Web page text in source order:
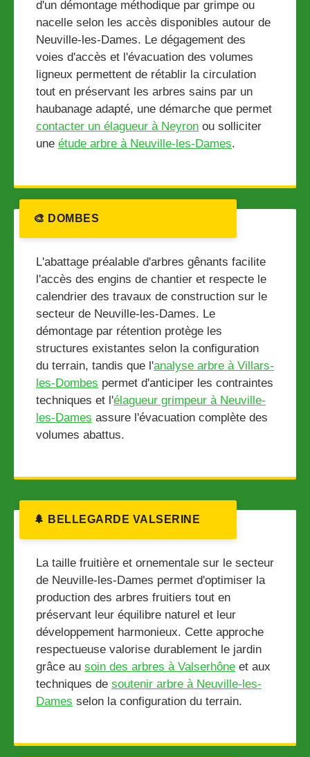
d'un démontage méthodique par grimpe ou
nacelle selon les accès disponibles autour de
Neuville-les-Dames. Le dégagement des
voies d'accès et l'évacuation des volumes
ligneux permettent de rétablir la circulation
tout en préservant les arbres sains par un
haubanage adapté, une démarche que permet
contacter un élagueur à Neyron ou solliciter
une étude arbre à Neuville-les-Dames.
🎨 DOMBES
L'abattage préalable d'arbres gênants facilite
l'accès des engins de chantier et respecte le
calendrier des travaux de construction sur le
secteur de Neuville-les-Dames. Le
démontage par rétention protège les
structures existantes selon la configuration
du terrain, tandis que l'analyse arbre à Villars-
les-Dombes permet d'anticiper les contraintes
techniques et l'élagueur grimpeur à Neuville-
les-Dames assure l'évacuation complète des
volumes abattus.
🌲 BELLEGARDE VALSERINE
La taille fruitière et ornementale sur le secteur
de Neuville-les-Dames permet d'optimiser la
production des arbres fruitiers tout en
préservant leur équilibre naturel et leur
développement harmonieux. Cette approche
respectueuse valorise durablement le jardin
grâce au soin des arbres à Valserhône et aux
techniques de soutenir arbre à Neuville-les-
Dames selon la configuration du terrain.